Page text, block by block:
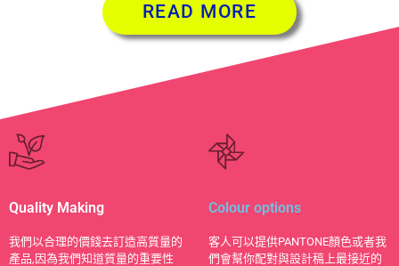
READ MORE
Quality Making
​我們以合理的價錢去訂造高質量的
產品,因為我們知道質量的重要性
Colour options
客人可以提供PANTONE顏色或者我
們會幫你配對與設計稿上最接近的